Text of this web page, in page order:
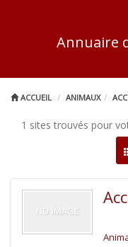
Annuaire
ACCUEIL ANIMAUX
1 sites trouvés pour